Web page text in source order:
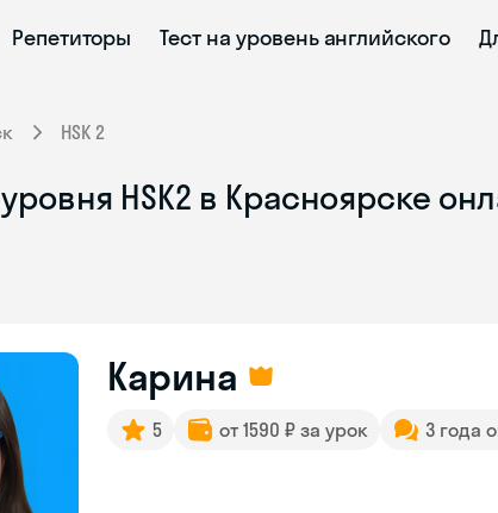
Репетиторы Тест на уровень английского
HSK 2
HSK2 в Красноярске
Карина
5 от 1590 ₽ за урок 3 года